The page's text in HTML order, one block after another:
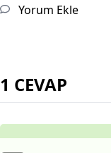
Yorum Ekle
1 CEVAP